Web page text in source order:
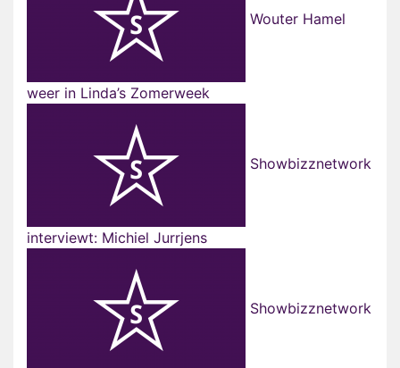
Wouter Hamel
weer in Linda’s Zomerweek
Showbizznetwork
interviewt: Michiel Jurrjens
Showbizznetwork